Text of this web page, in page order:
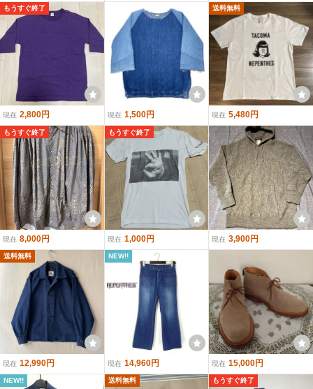
もうすぐ終了
現在 2,800円 現在 1,500円
送料無料
現在 5,480円
もうすぐ終了
現在 8,000円
もうすぐ終了
現在 1,000円 現在 3,900円
送料無料
現在 12,990円
NEW!!
現在 14,960円 現在 15,000円
NEW!! 送料無料 もうすぐ終了